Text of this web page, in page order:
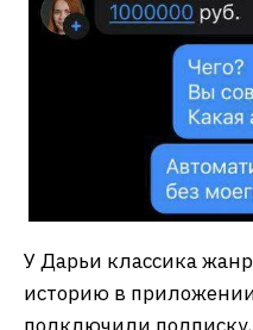
У Дарьи классика
историю в